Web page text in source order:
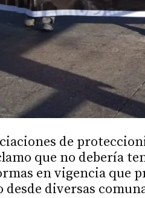
de
que no debería
en vigencia que
desde diversas